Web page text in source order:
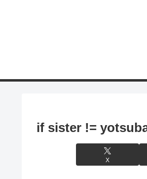
if sister != yotsuba
X